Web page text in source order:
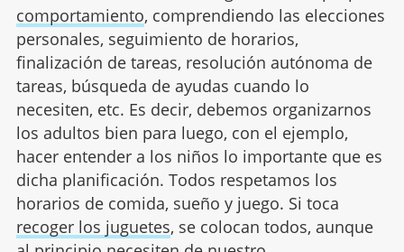
comportamiento, comprendiendo las elecciones
personales, seguimiento de horarios,
finalización de tareas, resolución autónoma de
tareas, búsqueda de ayudas cuando lo
necesiten, etc. Es decir, debemos organizarnos
los adultos bien para luego, con el ejemplo,
hacer entender a los niños lo importante que es
dicha planificación. Todos respetamos los
horarios de comida, sueño y juego. Si toca
recoger los juguetes, se colocan todos, aunque